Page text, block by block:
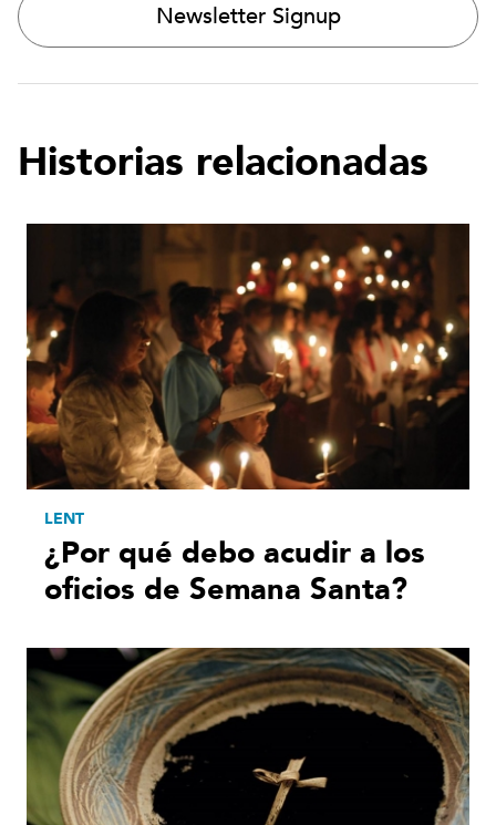
Newsletter Signup
Historias relacionadas
LENT
¿Por qué debo acudir a los
oficios de Semana Santa?